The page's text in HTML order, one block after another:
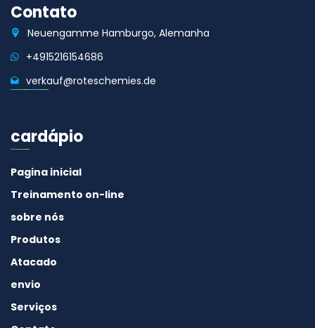
Contato
Neuengamme Hamburgo, Alemanha
+4915216154686
verkauf@roteschemies.de
cardápio
Pagina inicial
Treinamento on-line
sobre nós
Produtos
Atacado
envio
Serviços